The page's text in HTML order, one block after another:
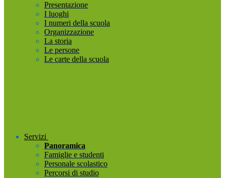
Presentazione
I luoghi
I numeri della scuola
Organizzazione
La storia
Le persone
Le carte della scuola
Servizi
Panoramica
Famiglie e studenti
Personale scolastico
Percorsi di studio